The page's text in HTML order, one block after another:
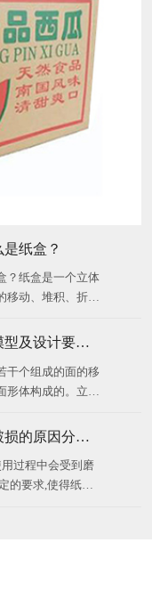
纸盒？
？纸盒是一个立体
移动、堆积、折
位的面加以切
面、侧面、顶部
东莞纸箱加工厂纸盒造型模型及设计要求？
干个组成的面的移
体构成的。立体
的面就有不同的
包装
东莞纸箱加工厂造成纸箱破损的原因分析？
过程中会受到磨
的要求,使得纸箱